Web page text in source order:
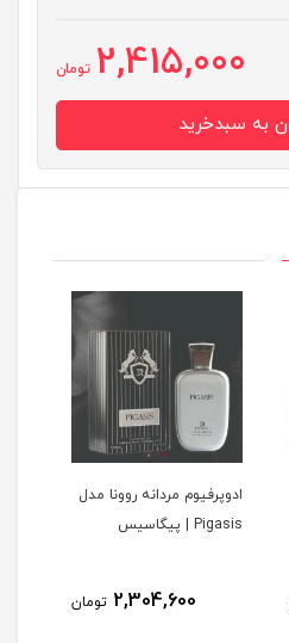
2,415,000 تومان
ادوپرفیوم مردانه روونا مدل
Pigasis | پیگاسیس
2,304,600 تومان